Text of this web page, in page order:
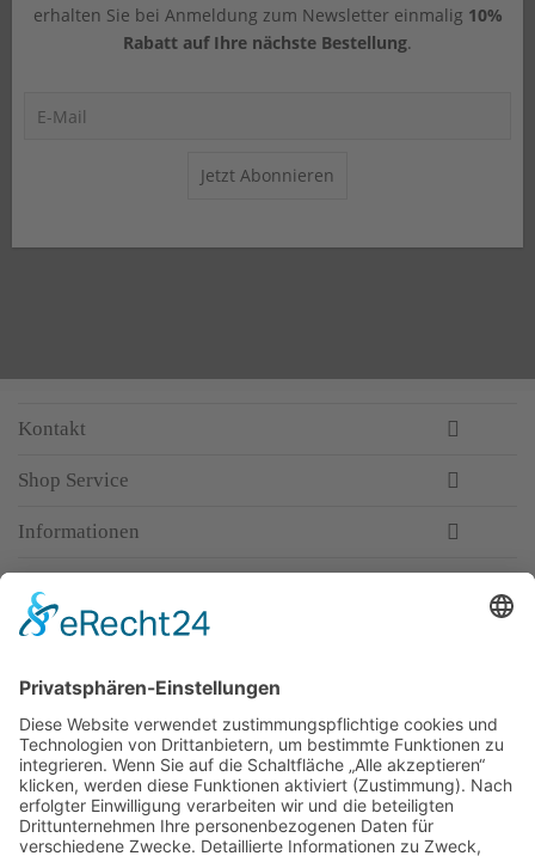
erhalten Sie bei Anmeldung zum Newsletter einmalig 10%
Rabatt auf Ihre nächste Bestellung.
Jetzt Abonnieren
Kontakt
Shop Service
Informationen
Top-Anbieter
Spitzenqualität
Kompetente Beratung
Partner